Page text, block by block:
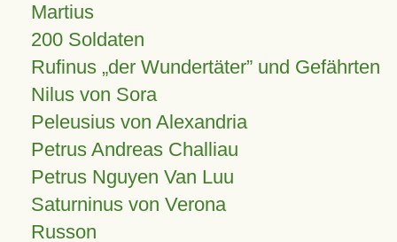
Martius
200 Soldaten
Rufinus „der Wundertäter” und Gefährten
Nilus von Sora
Peleusius von Alexandria
Petrus Andreas Challiau
Petrus Nguyen Van Luu
Saturninus von Verona
Russon